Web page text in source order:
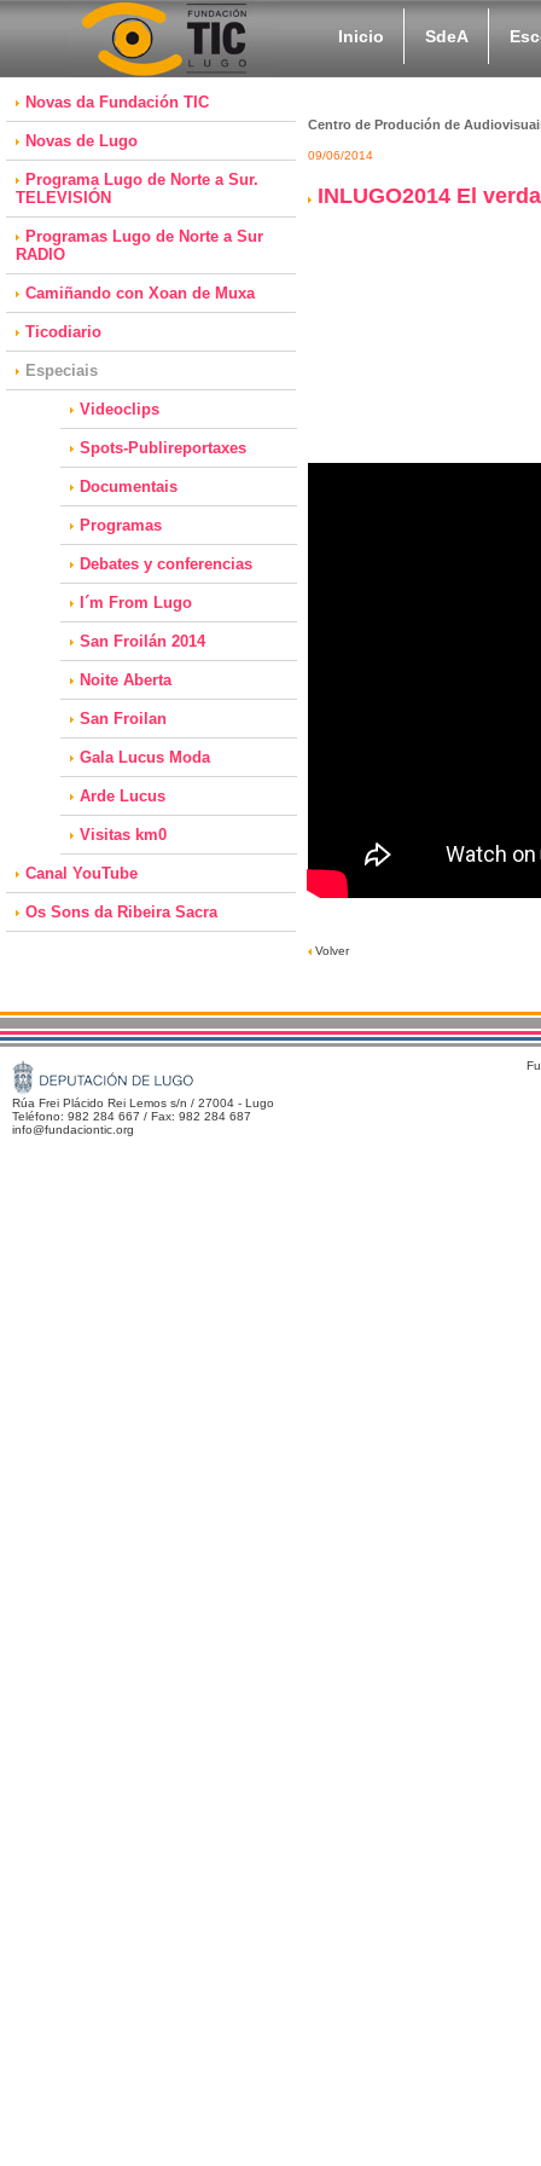
Inicio SdeA
Novas da Fundación TIC
Novas de Lugo
Programa Lugo de Norte a Sur.
TELEVISIÓN
Programas Lugo de Norte a Sur
RADIO
Camiñando con Xoan de Muxa
Ticodiario
Especiais
Videoclips
Spots-Publireportaxes
Documentais
Programas
Debates y conferencias
I´m From Lugo
San Froilán 2014
Noite Aberta
San Froilan
Gala Lucus Moda
Arde Lucus
Visitas km0
Canal YouTube
Os Sons da Ribeira Sacra
Centro de Produción de
09/06/2014
INLUGO2014 El
Volver
Rúa Frei Plácido Rei Lemos s/n / 27004 - Lugo
Teléfono: 982 284 667 / Fax: 982 284 687
info@fundaciontic.org